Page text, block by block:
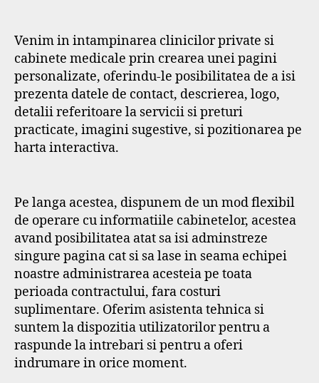
Venim in intampinarea clinicilor private si
cabinete medicale prin crearea unei pagini
personalizate, oferindu-le posibilitatea de a isi
prezenta datele de contact, descrierea, logo,
detalii referitoare la servicii si preturi
practicate, imagini sugestive, si pozitionarea pe
harta interactiva.
Pe langa acestea, dispunem de un mod flexibil
de operare cu informatiile cabinetelor, acestea
avand posibilitatea atat sa isi adminstreze
singure pagina cat si sa lase in seama echipei
noastre administrarea acesteia pe toata
perioada contractului, fara costuri
suplimentare. Oferim asistenta tehnica si
suntem la dispozitia utilizatorilor pentru a
raspunde la intrebari si pentru a oferi
indrumare in orice moment.